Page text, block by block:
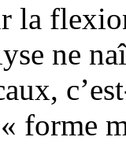
la
ne
forme